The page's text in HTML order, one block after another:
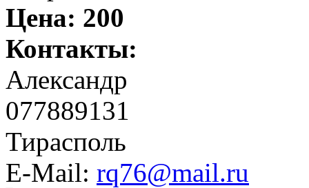
Цена: 200
Контакты:
Александр
077889131
Тирасполь
E-Mail: rq76@mail.ru